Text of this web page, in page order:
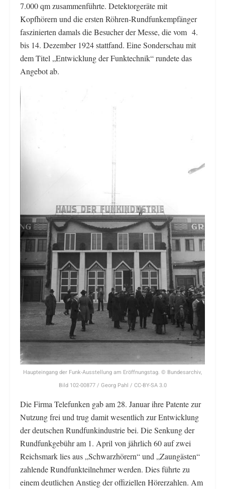
7.000 qm zusammenführte. Detektorgeräte mit
Kopfhörern und die ersten Röhren-Rundfunkempfänger
faszinierten damals die Besucher der Messe, die vom 4.
bis 14. Dezember 1924 stattfand. Eine Sonderschau mit
dem Titel „Entwicklung der Funktechnik“ rundete das
Angebot ab.
Haupteingang der Funk-Ausstellung am Eröffnungstag. © Bundesarchiv,
Bild 102-00877 / Georg Pahl / CC-BY-SA 3.0
Die Firma Telefunken gab am 28. Januar ihre Patente zur
Nutzung frei und trug damit wesentlich zur Entwicklung
der deutschen Rundfunkindustrie bei. Die Senkung der
Rundfunkgebühr am 1. April von jährlich 60 auf zwei
Reichsmark lies aus „Schwarzhörern“ und „Zaungästen“
zahlende Rundfunkteilnehmer werden. Dies führte zu
einem deutlichen Anstieg der offiziellen Hörerzahlen. Am